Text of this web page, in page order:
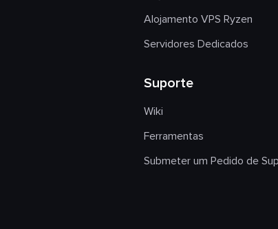
Alojamento VPS Ryzen
Servidores Dedicados
Suporte
Wiki
Ferramentas
Submeter um Pedido de